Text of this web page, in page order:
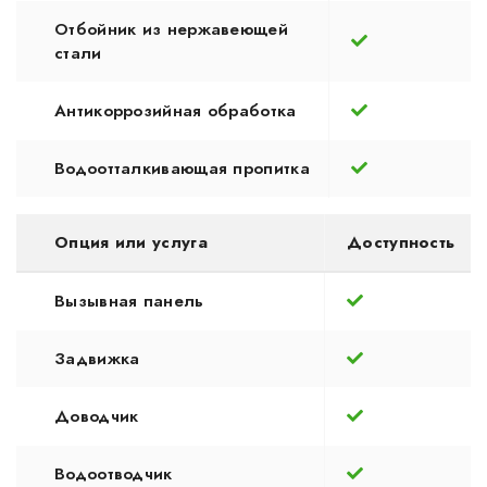
Отбойник из нержавеющей
стали
Антикоррозийная обработка
Водоотталкивающая пропитка
Опция или услуга Доступность
Вызывная панель
Задвижка
Доводчик
Водоотводчик